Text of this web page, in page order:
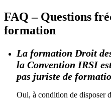
FAQ – Questions
formation
La formation Droit
la Convention IRSI
pas juriste de
Oui, à condition de disposer